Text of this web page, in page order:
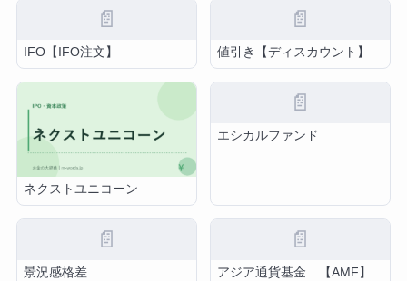
📄
IFO【IFO注文】
📄
値引き【ディスカウント】
ネクストユニコーン
📄
エシカルファンド
📄
景況感格差
📄
アジア通貨基金 【AMF】